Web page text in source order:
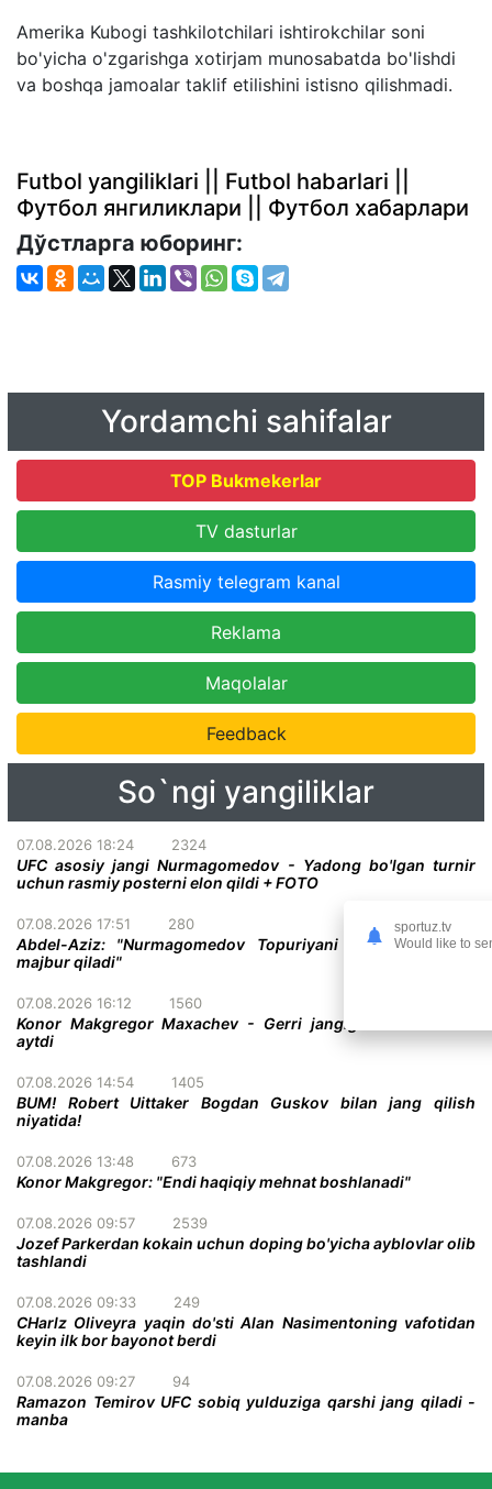
Amerika Kubogi tashkilotchilari ishtirokchilar soni
bo'yicha o'zgarishga xotirjam munosabatda bo'lishdi
va boshqa jamoalar taklif etilishini istisno qilishmadi.
Futbol yangiliklari || Futbol habarlari ||
Футбол янгиликлари || Футбол хабарлари
Дўстларга юборинг:
Yordamchi sahifalar
TOP Bukmekerlar
TV dasturlar
Rasmiy telegram kanal
Reklama
Maqolalar
Feedback
So`ngi yangiliklar
07.08.2026 18:24 2324
UFC asosiy jangi Nurmagomedov - Yadong bo'lgan turnir
uchun rasmiy posterni elon qildi + FOTO
07.08.2026 17:51 280
Abdel-Aziz: "Nurmagomedov Topuriyani taslim bo'lishga
majbur qiladi"
07.08.2026 16:12 1560
Konor Makgregor Maxachev - Gerri jangiga o'z taxminini
aytdi
07.08.2026 14:54 1405
BUM! Robert Uittaker Bogdan Guskov bilan jang qilish
niyatida!
07.08.2026 13:48 673
Konor Makgregor: "Endi haqiqiy mehnat boshlanadi"
07.08.2026 09:57 2539
Jozef Parkerdan kokain uchun doping bo'yicha ayblovlar olib
tashlandi
07.08.2026 09:33 249
CHarlz Oliveyra yaqin do'sti Alan Nasimentoning vafotidan
keyin ilk bor bayonot berdi
07.08.2026 09:27 94
Ramazon Temirov UFC sobiq yulduziga qarshi jang qiladi -
manba
sportuz.tv
Would like to